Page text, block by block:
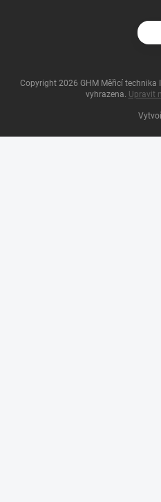
Copyright 2026 GHM Měřicí technika
vyhrazena. Upravit